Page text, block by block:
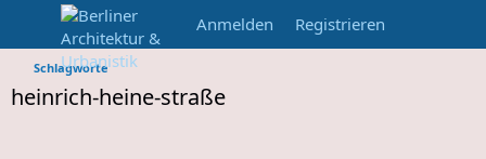
Anmelden Registrieren
Schlagworte
heinrich-heine-straße